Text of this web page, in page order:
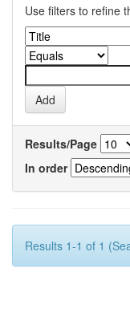
Use filters to refine
Results/Page
In order
Results 1-1 of 1